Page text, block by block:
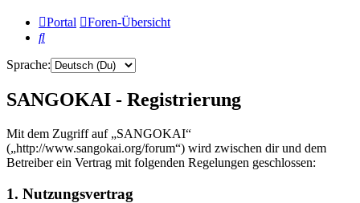
Portal
Foren-Übersicht
Suche
Sprache:
SANGOKAI - Registrierung
Mit dem Zugriff auf „SANGOKAI“
(„http://www.sangokai.org/forum“) wird zwischen dir und dem
Betreiber ein Vertrag mit folgenden Regelungen geschlossen:
1. Nutzungsvertrag